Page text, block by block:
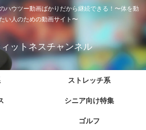
ハウツー動画ばかりだから継続できる！〜体を動
い人のための動画サイト〜
ットネスチャンネル
ストレッチ系
シニア向け特集
ゴルフ